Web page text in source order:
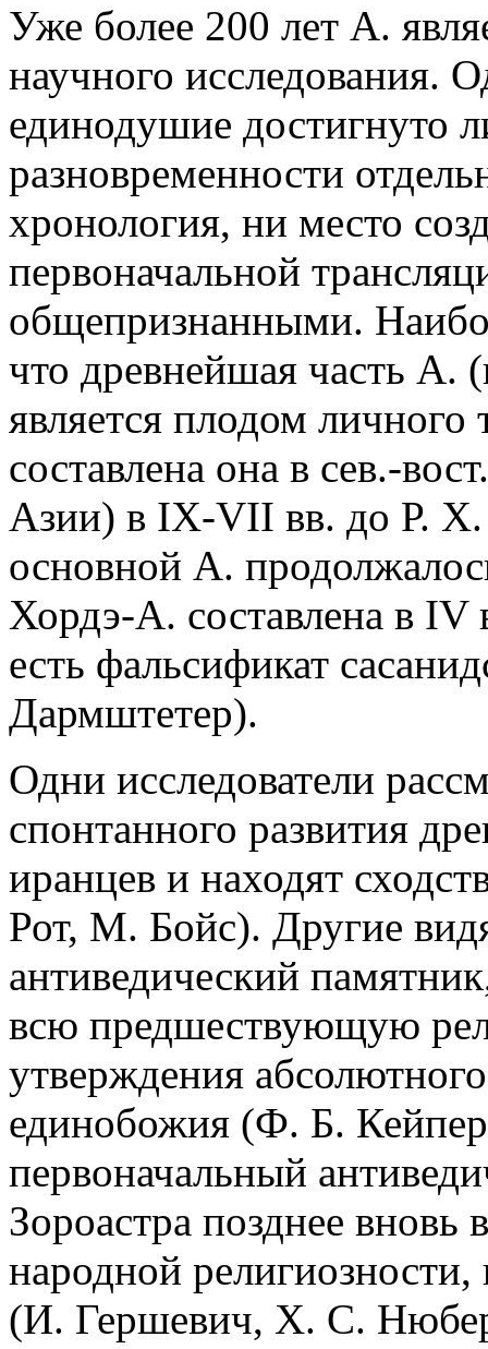
Уже более 200 лет А.
научного исследования.
единодушие достигнуто
разновременности
хронология, ни место
первоначальной
общепризнанными.
что древнейшая часть А.
является плодом личного
составлена она в сев.-
Азии) в IX-VII вв. до Р.
основной А.
Хордэ-А. составлена в IV
есть фальсификат
Дармштетер).
Одни исследователи
спонтанного развития
иранцев и находят
Рот, М. Бойс). Другие
антиведический
всю предшествующую
утверждения
единобожия (Ф. Б.
первоначальный
Зороастра позднее вновь
народной религиозности,
(И. Гершевич, Х. С.